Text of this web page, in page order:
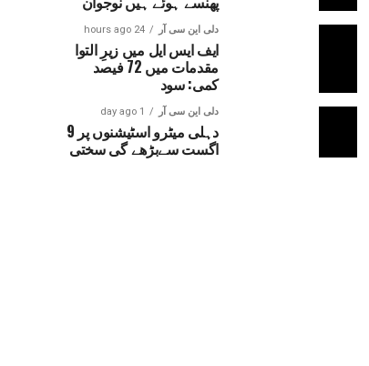
دلی این سی آر 24 hours ago
ایف ایس ایل میں زیرِ التوا
مقدمات میں 72 فیصد
کمی: سود
دلی این سی آر 1 day ago
دہلی میٹرو اسٹیشنوں پر 9
اگست سےبڑھے گی سختی